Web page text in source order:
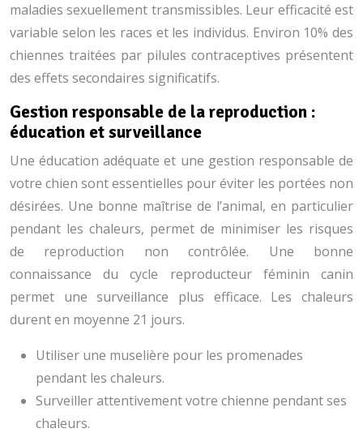
maladies sexuellement transmissibles. Leur efficacité est
variable selon les races et les individus. Environ 10% des
chiennes traitées par pilules contraceptives présentent
des effets secondaires significatifs.
Gestion responsable de la reproduction :
éducation et surveillance
Une éducation adéquate et une gestion responsable de
votre chien sont essentielles pour éviter les portées non
désirées. Une bonne maîtrise de l’animal, en particulier
pendant les chaleurs, permet de minimiser les risques
de reproduction non contrôlée. Une bonne
connaissance du cycle reproducteur féminin canin
permet une surveillance plus efficace. Les chaleurs
durent en moyenne 21 jours.
Utiliser une muselière pour les promenades
pendant les chaleurs.
Surveiller attentivement votre chienne pendant ses
chaleurs.